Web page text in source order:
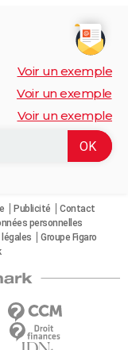
Voir un exemple
Voir un exemple
Voir un exemple
Publicité
Contact
personnelles
Groupe Figaro